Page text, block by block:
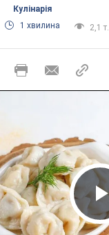
Кулінарія
1 хвилина 2,1 т.